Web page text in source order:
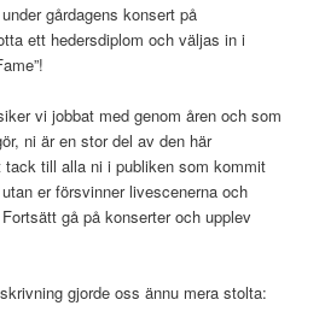
gårdagens konsert på
ett hedersdiplom och väljas in i
vi jobbat med genom åren och som
ni är en stor del av den här
till alla ni i publiken som kommit
er försvinner livescenerna och
gå på konserter och upplev
gjorde oss ännu mera stolta: